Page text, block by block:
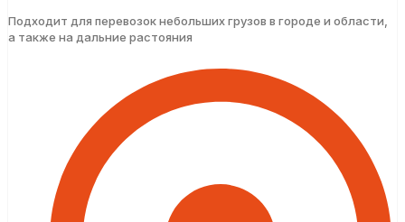
Подходит для перевозок небольших грузов в городе и области,
а также на дальние растояния